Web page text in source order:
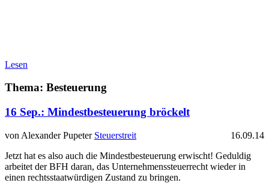
Lesen
Thema: Besteuerung
16 Sep.: Mindestbesteuerung bröckelt
von Alexander Pupeter Steuerstreit
16.09.14
Jetzt hat es also auch die Mindestbesteuerung erwischt! Geduldig
arbeitet der BFH daran, das Unternehmenssteuerrecht wieder in
einen rechtsstaatwürdigen Zustand zu bringen.